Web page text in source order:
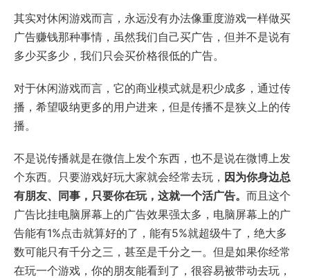
其实对休闲游戏而言，永远没有办法像重度游戏一样做买
广告赚钱那种事情，虽然我们自己买广告，但并不是说有
多少买多少，我们只会买价格很低的广告。
对于休闲游戏而言，它的商业模式就是积少成多，通过传
播，希望吸纳更多的用户进来，但是传播不是狭义上的传
播。
不是说传播就是在微信上发个东西，也不是说在微博上发
个东西。只要游戏好玩大家就会经常去玩， 因为你身边总
有朋友、同事，只要你在玩，这就一个活广告。 而且这个
广告比挂电脑屏幕上的广告效果强太多，电脑屏幕上的广
告能有1%点击就算好的了，能有5%就超级牛了，绝大多
数可能只有千分之三，甚至是千分之一。但是如果你经常
在玩一个游戏，你的朋友能看到了，很容易被带动去玩，